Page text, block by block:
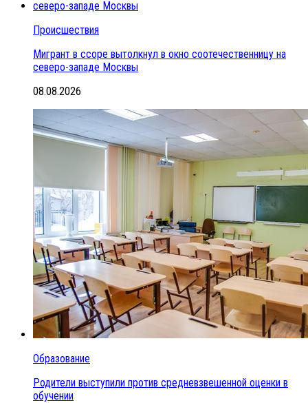
Происшествия
Мигрант в ссоре вытолкнул в окно соотечественницу на
северо-западе Москвы
08.08.2026
Образование
Родители выступили против средневзвешенной оценки в
обучении